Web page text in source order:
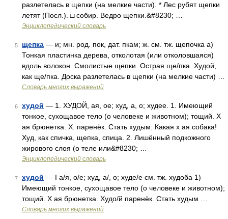
разлетелась в щепки (на мелкие части). * Лес рубят щепки
летят (Посл.). □ собир. Ведро щепки.&#8230; …
Энциклопедический словарь
5 щепка — и; мн. род. пок, дат. пкам; ж. см. тж. щепочка а)
Тонкая пластинка дерева, отколотая (или отколовшаяся)
вдоль волокон. Смолистые щепки. Острая ще/пка. Худой,
как ще/пка. Доска разлетелась в щепки (на мелкие части) …
Словарь многих выражений
6 худой — 1. ХУДОЙ, ая, ое; худ, а, о; худее. 1. Имеющий
тонкое, сухощавое тело (о человеке и животном); тощий. Х
ая брюнетка. Х. паренёк. Стать худым. Какая х ая собака!
Худ, как спичка, щепка, спица. 2. Лишённый подкожного
жирового слоя (о теле или&#8230; …
Энциклопедический словарь
7 худой — I а/я, о/е; худ, а/, о; худе/е см. тж. худоба 1)
Имеющий тонкое, сухощавое тело (о человеке и животном);
тощий. Х ая брюнетка. Худо/й паренёк. Стать худым …
Словарь многих выражений